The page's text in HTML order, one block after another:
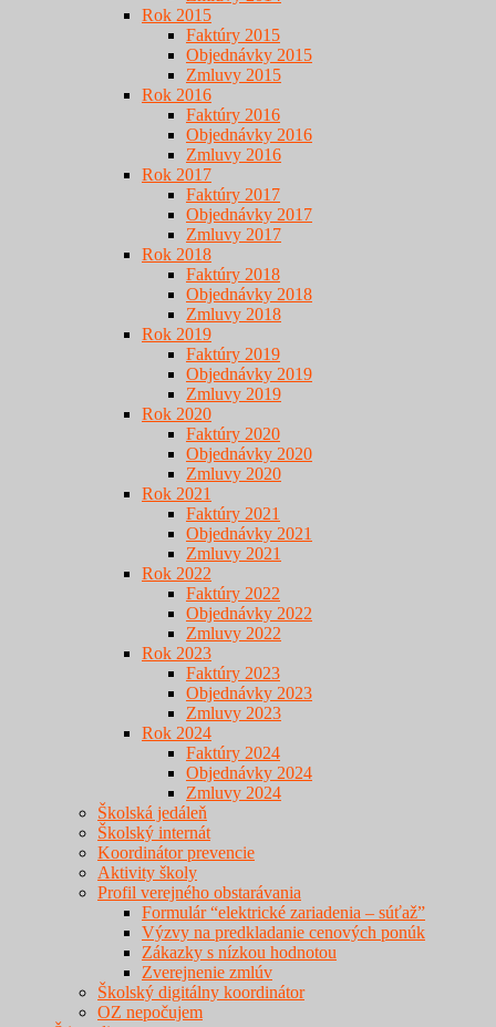
Rok 2015
Faktúry 2015
Objednávky 2015
Zmluvy 2015
Rok 2016
Faktúry 2016
Objednávky 2016
Zmluvy 2016
Rok 2017
Faktúry 2017
Objednávky 2017
Zmluvy 2017
Rok 2018
Faktúry 2018
Objednávky 2018
Zmluvy 2018
Rok 2019
Faktúry 2019
Objednávky 2019
Zmluvy 2019
Rok 2020
Faktúry 2020
Objednávky 2020
Zmluvy 2020
Rok 2021
Faktúry 2021
Objednávky 2021
Zmluvy 2021
Rok 2022
Faktúry 2022
Objednávky 2022
Zmluvy 2022
Rok 2023
Faktúry 2023
Objednávky 2023
Zmluvy 2023
Rok 2024
Faktúry 2024
Objednávky 2024
Zmluvy 2024
Školská jedáleň
Školský internát
Koordinátor prevencie
Aktivity školy
Profil verejného obstarávania
Formulár “elektrické zariadenia – súťaž”
Výzvy na predkladanie cenových ponúk
Zákazky s nízkou hodnotou
Zverejnenie zmlúv
Školský digitálny koordinátor
OZ nepočujem